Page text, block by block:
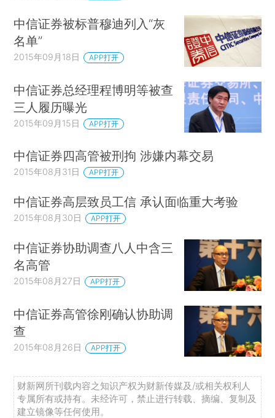
中信证券被标普穆迪列入“灰
名单”
2015年09月18日 APP打开
中信证券总经理程博明等被查
三人履历曝光
2015年09月15日 APP打开
中信证券四高管被刑拘 涉嫌内幕交易
2015年08月31日 APP打开
中信证券高层致员工信 承认面临重大考验
2015年08月30日 APP打开
中信证券协助调查八人中含三
名高管
2015年08月27日 APP打开
中信证券高管徐刚确认协助调
查
2015年08月26日 APP打开
财新网所刊载内容之知识产权为财新传媒及/或相关权利人
专属所有或持有。未经许可，禁止进行转载、摘编、复制及
建立镜像等任何使用。